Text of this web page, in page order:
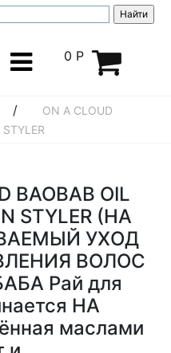
0 Р
/
ON A CLOUD
BAOBAB OIL
STYLER (НА
УХОД
ВОЛОС
Рай для
НА
маслами